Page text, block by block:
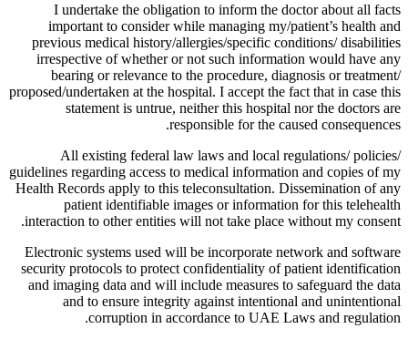
I undertake the obligation to inform the doctor about all facts
important to consider while managing my/patient’s health and
previous medical history/allergies/specific conditions/ disabilities
irrespective of whether or not such information would have any
bearing or relevance to the procedure, diagnosis or treatment/
proposed/undertaken at the hospital. I accept the fact that in case this
statement is untrue, neither this hospital nor the doctors are
responsible for the caused consequences.
All existing federal law laws and local regulations/ policies/
guidelines regarding access to medical information and copies of my
Health Records apply to this teleconsultation. Dissemination of any
patient identifiable images or information for this telehealth
interaction to other entities will not take place without my consent.
Electronic systems used will be incorporate network and software
security protocols to protect confidentiality of patient identification
and imaging data and will include measures to safeguard the data
and to ensure integrity against intentional and unintentional
corruption in accordance to UAE Laws and regulation.